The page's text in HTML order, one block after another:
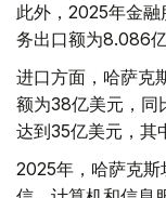
此外，2025年金
务出口额为8.086亿
进口方面，哈萨克
额为38亿美元，同
达到35亿美元，其
2025年，哈萨克